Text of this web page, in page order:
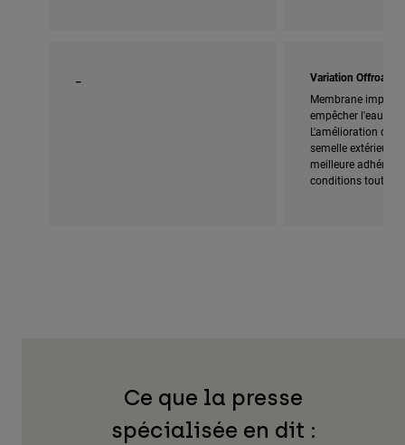
Variation Offroad
Membrane
empêcher l'eau de
L'amélioration de
semelle extérieure
meilleure
conditions tout-
Ce que la presse
spécialisée en dit :